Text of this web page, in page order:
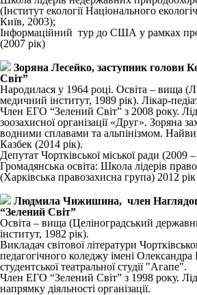
(Інститут екології Національного
Київ, 2003);
Інформаційний тур до США у рамках
(2007 рік)
Зоряна Лесейко, заступник голови
Світ”
Народилася у 1964 році. Освіта – вища
медичний інститут, 1989 рік). Лікар-
Член ЕГО “Зелений Світ” з 2008 року.
зоозахисної організації «Друг». Зоряна
водними сплавами та альпінізмом.
Казбек (2014 рік).
Депутат Чортківської міської ради (2009
Громадянська освіта: Школа лідерів
(Харківська правозахисна група) 2012 рік
Людмила Чижишина, член
“Зелений Світ”
Освіта – вища (Целіноградський
інститут, 1982 рік).
Викладач світової літератури
педагогічного коледжу імені
студентської театральної студії "Агапе".
Член ЕГО “Зелений Світ” з 1998 року.
напрямку діяльності організації.